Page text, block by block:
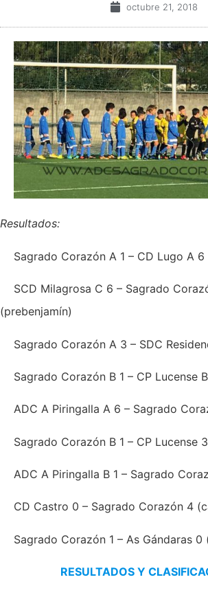
octubre 21, 2018
Resultados:
Sagrado Corazón A 1 – CD Lugo A 6
SCD Milagrosa C 6 – Sagrado
(prebenjamín)
Sagrado Corazón A 3 – SDC
Sagrado Corazón B 1 – CP Lucense
ADC A Piringalla A 6 – Sagrado
Sagrado Corazón B 1 – CP Lucense
ADC A Piringalla B 1 – Sagrado
CD Castro 0 – Sagrado Corazón 4
Sagrado Corazón 1 – As Gándaras 0
RESULTADOS Y